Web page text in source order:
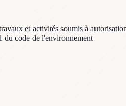
et activités soumis à
du code de l'environnement